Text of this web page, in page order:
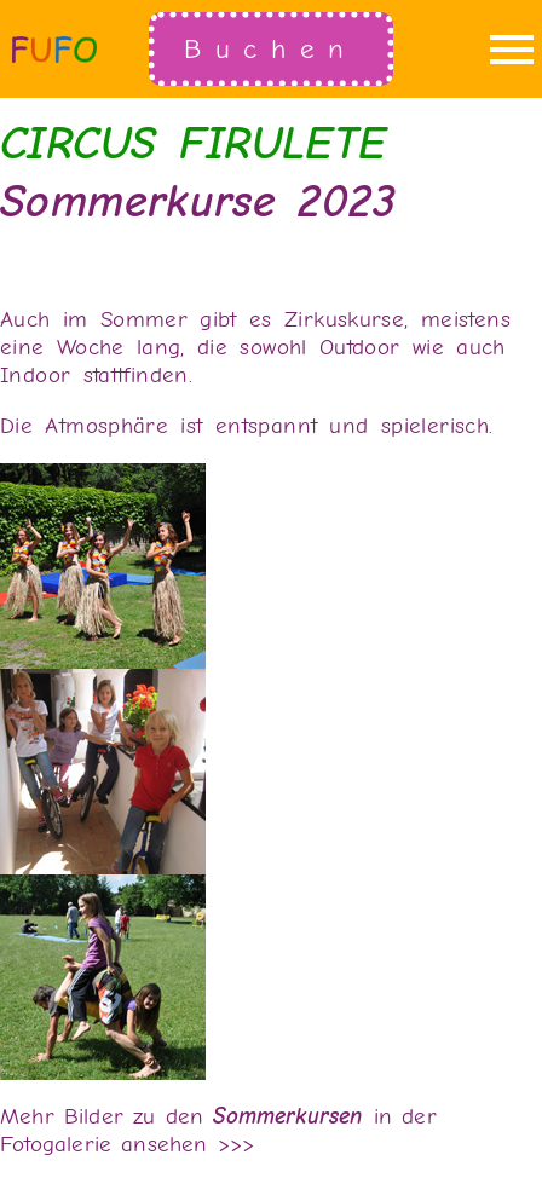
Buchen
CIRCUS FIRULETE
Sommerkurse 2023
Auch im Sommer gibt es Zirkuskurse, meistens
eine Woche lang, die sowohl Outdoor wie auch
Indoor stattfinden.
Die Atmosphäre ist entspannt und spielerisch.
Mehr Bilder zu denSommerkursen in der
Fotogalerie ansehen >>>